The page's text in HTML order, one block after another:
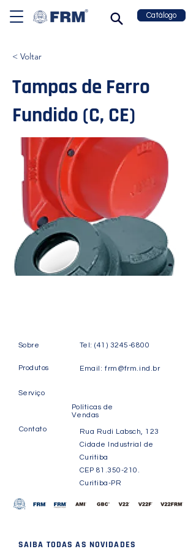
Catálogo
< Voltar
Tampas de Ferro
Fundido (C, CE)
Sobre Tel:(41) 3245-6800
Produtos Email:frm@frm.ind.br
Serviço
Políticas de
Vendas
Contato
Rua Rudi Labsch, 123
Cidade Industrial de
Curitiba
CEP 81.350-210 .
Curitiba-PR
SAIBA TODAS AS NOVIDADES